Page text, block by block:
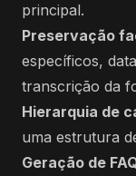
principal.
Preservação
específicos,
transcrição da
Hierarquia de
uma estrutura
Geração de